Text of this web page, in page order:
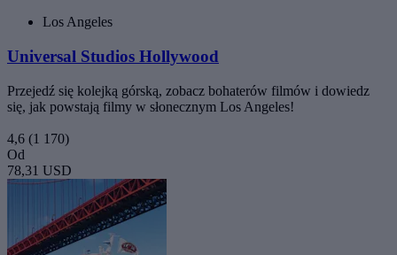
Los Angeles
Universal Studios Hollywood
Przejedź się kolejką górską, zobacz bohaterów filmów i dowiedz
się, jak powstają filmy w słonecznym Los Angeles!
4,6 (1 170)
Od
78,31 USD